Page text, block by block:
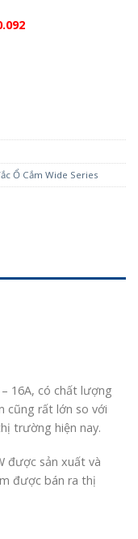
Ổ Cắm Wide Series
16A, có chất lượng
cũng rất lớn so với
trường hiện nay.
được sản xuất và
được bán ra thị